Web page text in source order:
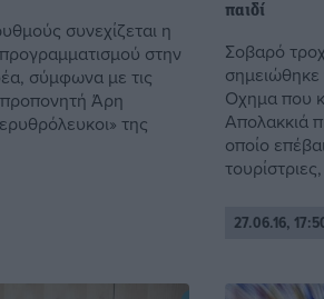
συνεχίζεται η
στην
σύμφωνα με τις
προπονητή Άρη
της
παιδί
Σοβαρό
σημειώθηκε
Οχημα που
Απολακκιά
οποίο
27.06.16,